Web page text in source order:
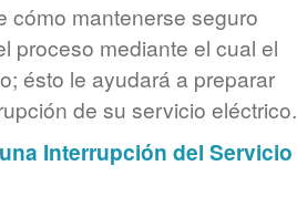
cómo mantenerse seguro
proceso mediante el cual el
ésto le ayudará a preparar
de su servicio eléctrico.
Interrupción del Servicio